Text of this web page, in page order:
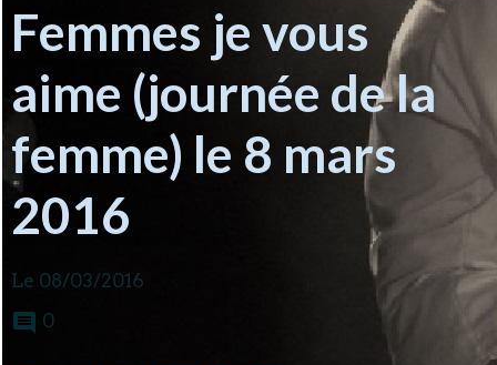
Femmes je vous
aime (journée de la
femme) le 8 mars
2016
Le 08/03/2016
0